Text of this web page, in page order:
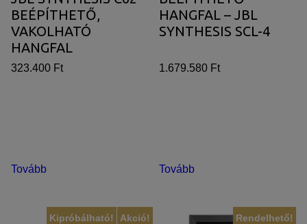
BEÉPÍTHETŐ,
VAKOLHATÓ
HANGFAL
323.400 Ft
Tovább
HANGFAL – JBL
SYNTHESIS SCL-4
1.679.580 Ft
Tovább
Akció!
Kipróbálható! Rendelhető!